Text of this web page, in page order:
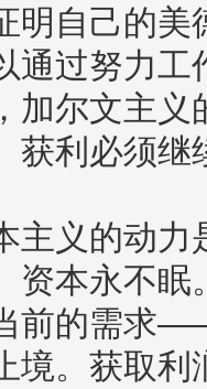
明自己的
通过努力
加尔文主
获利必须
主义的动
资本永不
前的需求
境。获取